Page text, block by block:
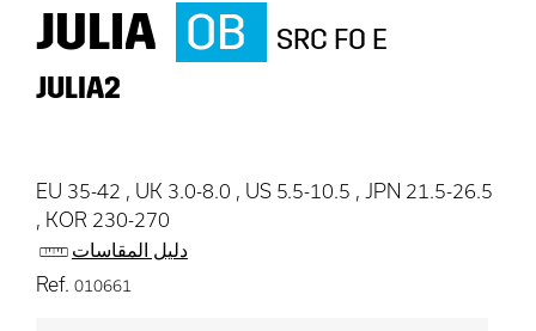
JULIA OB
SRC FO E
JULIA2
EU 35-42 , UK 3.0-8.0 , US 5.5-10.5 , JPN 21.5-26.5
, KOR 230-270
دليل المقاسات
Ref. 010661